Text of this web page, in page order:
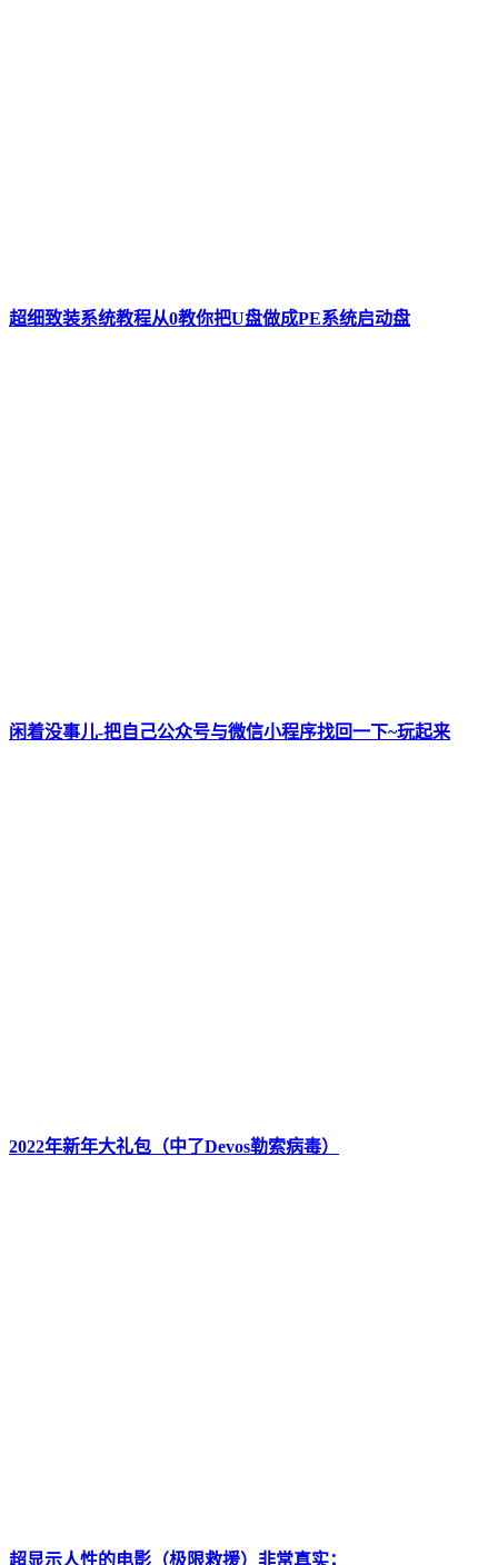
超细致装系统教程从0教你把U盘做成PE系统启动盘
闲着没事儿-把自己公众号与微信小程序找回一下~玩起来
2022年新年大礼包（中了Devos勒索病毒）
超显示人性的电影（极限救援）非常真实；